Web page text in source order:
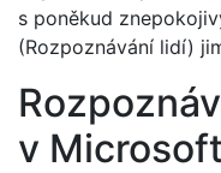
s poněkud
(Rozpoznávání lidí)
v